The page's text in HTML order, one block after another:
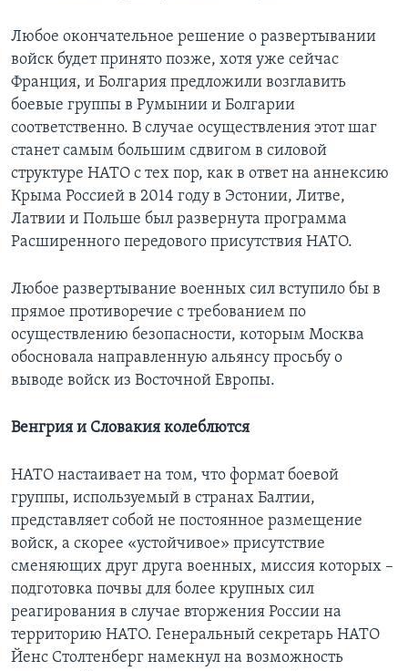
Любое окончательное решение о развертывании
войск будет принято позже, хотя уже сейчас
Франция, и Болгария предложили возглавить
боевые группы в Румынии и Болгарии
соответственно. В случае осуществления этот шаг
станет самым большим сдвигом в силовой
структуре НАТО с тех пор, как в ответ на аннексию
Крыма Россией в 2014 году в Эстонии, Литве,
Латвии и Польше был развернута программа
Расширенного передового присутствия НАТО.
Любое развертывание военных сил вступило бы в
прямое противоречие с требованием по
осуществлению безопасности, которым Москва
обосновала направленную альянсу просьбу о
выводе войск из Восточной Европы.
Венгрия и Словакия колеблются
НАТО настаивает на том, что формат боевой
группы, используемый в странах Балтии,
представляет собой не постоянное размещение
войск, а скорее «устойчивое» присутствие
сменяющих друг друга военных, миссия которых –
подготовка почвы для более крупных сил
реагирования в случае вторжения России на
территорию НАТО. Генеральный секретарь НАТО
Йенс Столтенберг намекнул на возможность